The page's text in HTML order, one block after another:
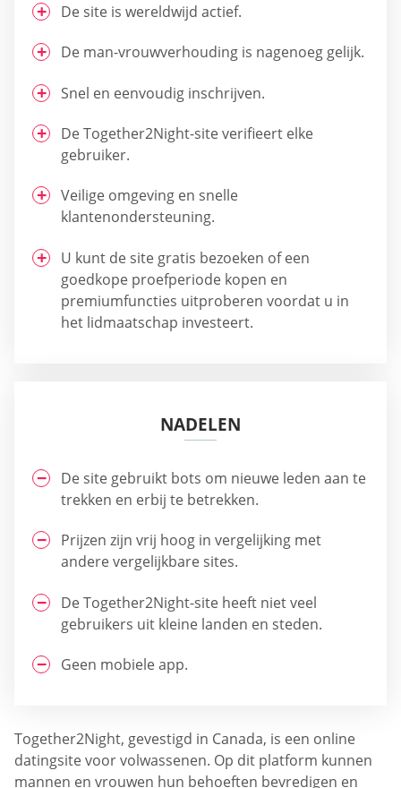
De site is wereldwijd actief.
De man-vrouwverhouding is nagenoeg gelijk.
Snel en eenvoudig inschrijven.
De Together2Night-site verifieert elke
gebruiker.
Veilige omgeving en snelle
klantenondersteuning.
U kunt de site gratis bezoeken of een
goedkope proefperiode kopen en
premiumfuncties uitproberen voordat u in
het lidmaatschap investeert.
NADELEN
De site gebruikt bots om nieuwe leden aan te
trekken en erbij te betrekken.
Prijzen zijn vrij hoog in vergelijking met
andere vergelijkbare sites.
De Together2Night-site heeft niet veel
gebruikers uit kleine landen en steden.
Geen mobiele app.
Together2Night, gevestigd in Canada, is een online
datingsite voor volwassenen. Op dit platform kunnen
mannen en vrouwen hun behoeften bevredigen en